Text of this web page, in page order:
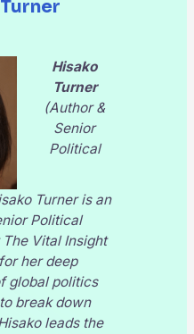
Hisako
Turner
(Author &
Senior
Political
Turner is an
Political
The Vital Insight
her deep
global politics
break down
leads the